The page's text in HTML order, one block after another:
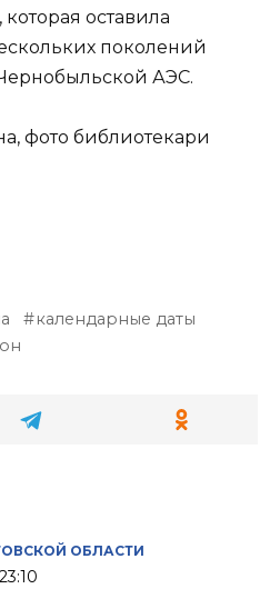
оставила
поколений
АЭС.
фото библиотекари
календарные даты
ОБЛАСТИ